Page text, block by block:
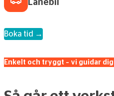
Boka tid →
Enkelt och tryggt – vi guidar